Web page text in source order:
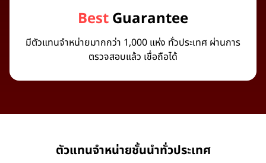
BestGuarantee
มีตัวแทนจำหน่ายมากกว่า 1,000 แห่ง ทั่วประเทศ ผ่านการ
ตรวจสอบแล้ว เชื่อถือได้
ตัวแทนจำหน่ายชั้นนำทั่วประเทศ